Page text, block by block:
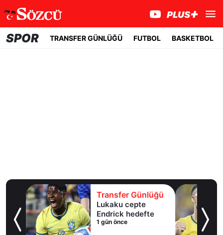
SPOR TRANSFER GÜNLÜĞÜ FUTBOL BASKETBOL
Transfer Günlüğü
Lukaku cepte
Endrick hedefte
1 gün önce